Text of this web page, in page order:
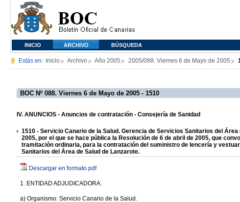
INICIO ARCHIVO BÚSQUEDA
Estás en: Inicio Archivo Año 2005 2005/088. Viernes 6 de Mayo de 2005
BOC Nº 088. Viernes 6 de Mayo de 2005 - 1510
IV. ANUNCIOS - Anuncios de contratación - Consejería de Sanidad
1510 - Servicio Canario de la Salud. Gerencia de Servicios Sanitarios del
2005, por el que se hace pública la Resolución de 6 de abril de 2005, que
tramitación ordinaria, para la contratación del suministro de lencería y
Sanitarios del Área de Salud de Lanzarote.
Descargar en formato pdf
1. ENTIDAD ADJUDICADORA.
a) Organismo: Servicio Canario de la Salud.